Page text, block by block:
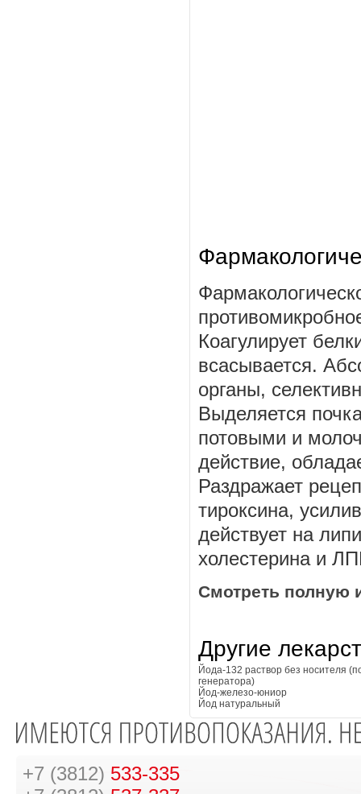
Коагулирует
всасывается.
органы,
Выделяется
потовыми и
действие,
Раздражает
тироксина,
действует на
холестерина и
Смотреть полную
Другие
Йода-132 раствор без носителя
генератора)
Йод-железо-юниор
Йод натуральный
+7 (3812) 533-335